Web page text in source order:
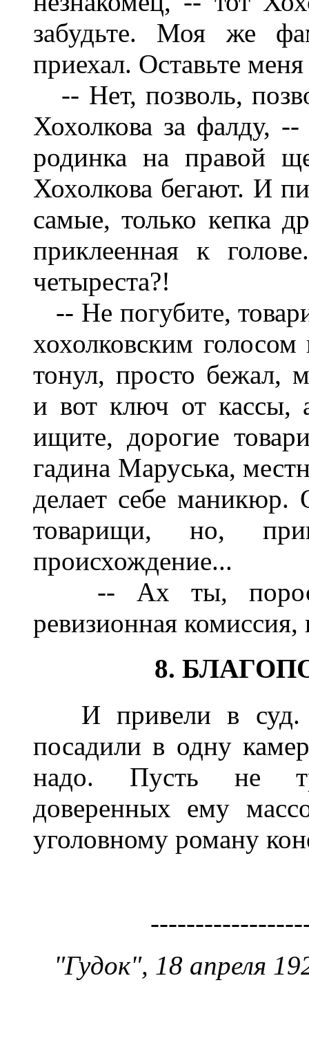
забудьте. Моя же
приехал. Оставьте
-- Нет, позволь,
Хохолкова за фалду,
родинка на правой
Хохолкова бегают. И
самые, только кепка
приклеенная к
четыреста?!
-- Не погубите,
хохолковским
тонул, просто бежал,
и вот ключ от кассы,
ищите, дорогие
гадина Маруська,
делает себе маникюр.
товарищи, но,
происхождение...
-- Ах ты,
ревизионная
8.
И привели в суд.
посадили в одну
надо. Пусть не
доверенных ему
уголовному роману
"Гудок", 18 апреля